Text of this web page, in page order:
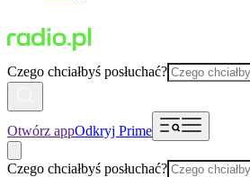
Czego chciałbyś posłuchać?
Otwórz appOdkryj Prime
Czego chciałbyś posłuchać?